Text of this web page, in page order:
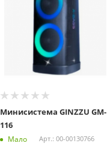
Минисистема GINZZU GM-
116
Мало Арт.: 00-00130766